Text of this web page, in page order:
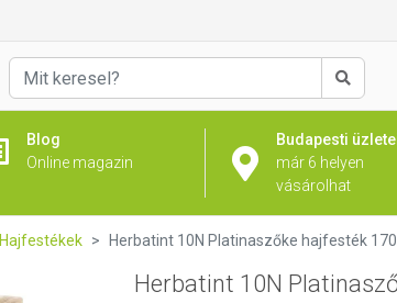
Keresés
Blog
Online magazin
Budapesti
már 6 helyen
vásárolhat
Hajfestékek Herbatint 10N Platinaszőke hajfesték
Herbatint 10N